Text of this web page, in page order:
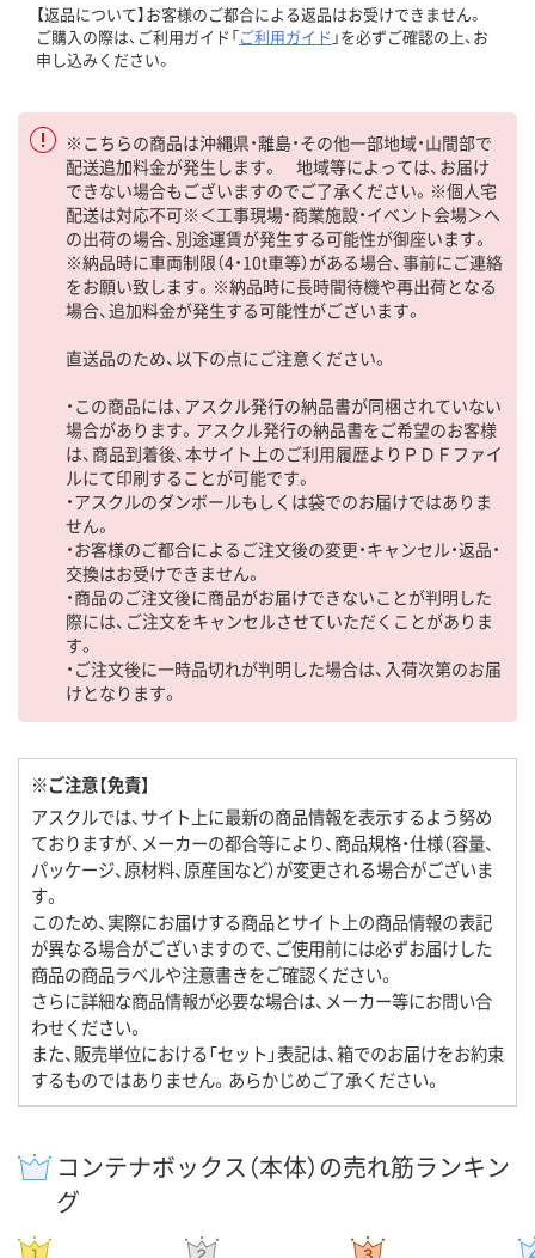
【返品について】お客様のご都合による返品はお受けできません。
ご購入の際は、ご利用ガイド「ご利用ガイド 」を必ずご確認の上、お
申し込みください。
※こちらの商品は沖縄県・離島・その他一部地域・山間部で
配送追加料金が発生します。 地域等によっては、お届け
できない場合もございますのでご了承ください。※個人宅
配送は対応不可※＜工事現場・商業施設・イベント会場＞へ
の出荷の場合、別途運賃が発生する可能性が御座います。
※納品時に車両制限（4・10t車等）がある場合、事前にご連絡
をお願い致します。※納品時に長時間待機や再出荷となる
場合、追加料金が発生する可能性がございます。
直送品のため、以下の点にご注意ください。
・この商品には、アスクル発行の納品書が同梱されていない
場合があります。アスクル発行の納品書をご希望のお客様
は、商品到着後、本サイト上のご利用履歴よりＰＤＦファイ
ルにて印刷することが可能です。
・アスクルのダンボールもしくは袋でのお届けではありま
せん。
・お客様のご都合によるご注文後の変更・キャンセル・返品・
交換はお受けできません。
・商品のご注文後に商品がお届けできないことが判明した
際には、ご注文をキャンセルさせていただくことがありま
す。
・ご注文後に一時品切れが判明した場合は、入荷次第のお届
けとなります。
※ご注意【免責】
アスクルでは、サイト上に最新の商品情報を表示するよう努め
ておりますが、メーカーの都合等により、商品規格・仕様（容量、
パッケージ、原材料、原産国など）が変更される場合がございま
す。
このため、実際にお届けする商品とサイト上の商品情報の表記
が異なる場合がございますので、ご使用前には必ずお届けした
商品の商品ラベルや注意書きをご確認ください。
さらに詳細な商品情報が必要な場合は、メーカー等にお問い合
わせください。
また、販売単位における「セット」表記は、箱でのお届けをお約束
するものではありません。あらかじめご了承ください。
コンテナボックス（本体）の売れ筋ランキン
グ